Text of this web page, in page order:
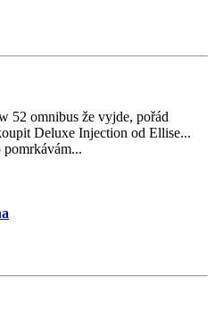
52 omnibus že vyjde, pořád
Deluxe Injection od Ellise...
pomrkávám...